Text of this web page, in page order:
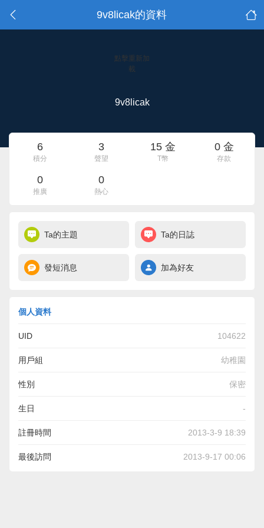
9v8licak的資料
點擊重新加
載
9v8licak
6
積分
3
聲望
15 金
T幣
0 金
存款
0
推廣
0
熱心
Ta的主題 Ta的日誌
發短消息 加為好友
個人資料
UID 104622
用戶組 幼稚園
性別 保密
生日 -
註冊時間 2013-3-9 18:39
最後訪問 2013-9-17 00:06